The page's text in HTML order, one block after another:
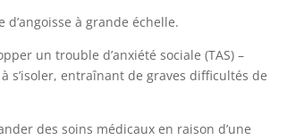
à grande échelle.
un trouble d’anxiété sociale (TAS) –
s’isoler, entraînant de graves difficultés de
des soins médicaux en raison d’une